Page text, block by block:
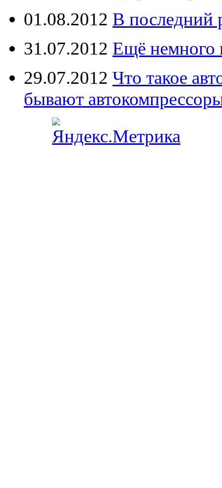
01.08.2012 В последний
31.07.2012 Ещё немного
29.07.2012 Что такое
бывают